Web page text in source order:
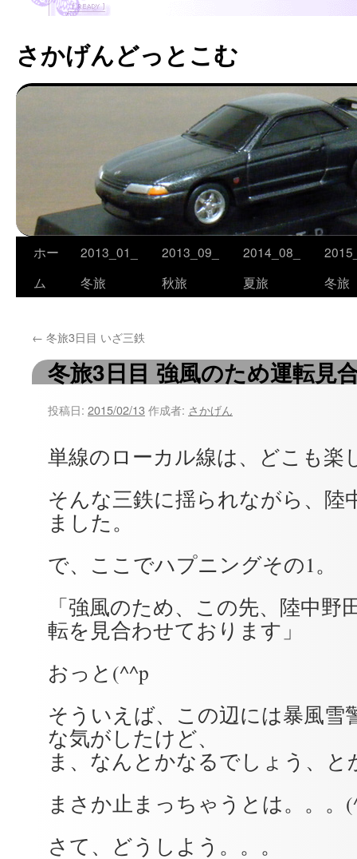
さかげんどっとこむ
コ
ン
ツ
ホー
ム
2013_01_
冬旅
2013_09_
秋旅
2014_08_
夏旅
冬旅
← 冬旅3日目 いざ三鉄
冬旅3日目 強風のため運転見
投稿日: 2015/02/13 作成者: さかげん
単線のローカル線は、どこも楽
そんな三鉄に揺られながら、陸
ました。
で、ここでハプニングその1。
「強風のため、この先、陸中野
転を見合わせております」
おっと(^^p
そういえば、この辺には暴風雪
な気がしたけど、
ま、なんとかなるでしょう、
まさか止まっちゃうとは。。。
さて、どうしよう。。。